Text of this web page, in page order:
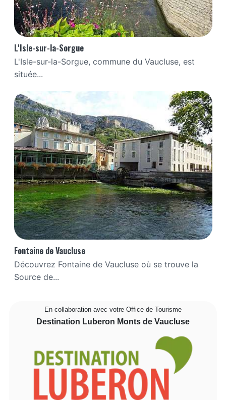
L'Isle-sur-la-Sorgue
L'Isle-sur-la-Sorgue, commune du Vaucluse, est
située...
Fontaine de Vaucluse
Découvrez Fontaine de Vaucluse où se trouve la
Source de...
En collaboration avec votre Office de Tourisme
Destination Luberon Monts de Vaucluse